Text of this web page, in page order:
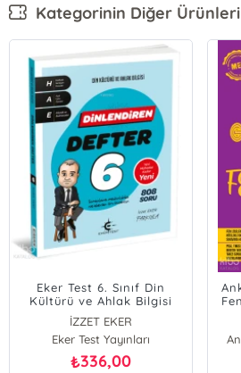
Kategorinin Diğer Ürünleri
Eker Test 6. Sınıf Din
Kültürü ve Ahlak Bilgisi
Dinlendiren Defter
İZZET EKER
Eker Test Yayınları
₺336,00